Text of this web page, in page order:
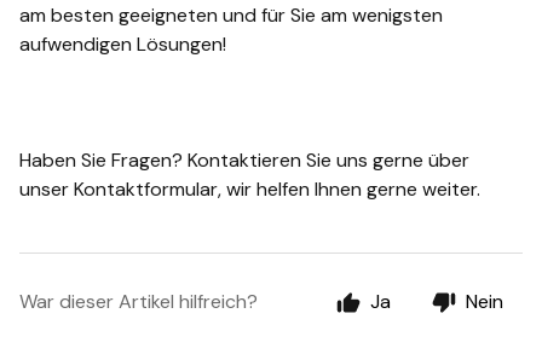
am besten geeigneten und für Sie am wenigsten
aufwendigen Lösungen!
Haben Sie Fragen? Kontaktieren Sie uns gerne über
unser Kontaktformular, wir helfen Ihnen gerne weiter.
War dieser Artikel hilfreich? Ja Nein